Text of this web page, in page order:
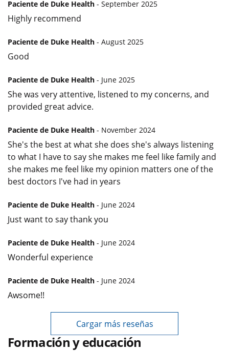
Paciente de Duke Health - September 2025
Highly recommend
Paciente de Duke Health - August 2025
Good
Paciente de Duke Health - June 2025
She was very attentive, listened to my concerns, and
provided great advice.
Paciente de Duke Health - November 2024
She's the best at what she does she's always listening
to what I have to say she makes me feel like family and
she makes me feel like my opinion matters one of the
best doctors I've had in years
Paciente de Duke Health - June 2024
Just want to say thank you
Paciente de Duke Health - June 2024
Wonderful experience
Paciente de Duke Health - June 2024
Awsome!!
Cargar más reseñas
Formación y educación